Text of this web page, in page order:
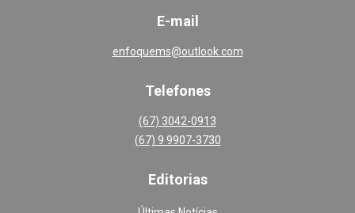
E-mail
enfoquems@outlook.com
Telefones
(67) 3042-0913
(67) 9 9907-3730
Editorias